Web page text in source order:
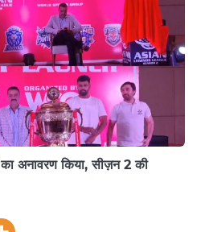
अनावरण किया, सीज़न 2 की